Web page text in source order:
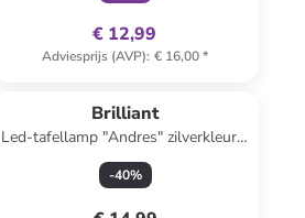
€ 12,99
Adviesprijs (AVP): € 16,00*
Brilliant
Led-tafellamp "Andres" zilverkleurig
- EEK F (A tot G)
-40%